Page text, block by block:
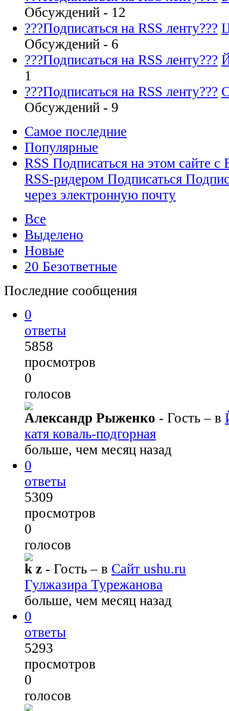
Обсуждений - 12
???Подписаться на RSS ленту???
Обсуждений - 6
???Подписаться на RSS ленту???
1
???Подписаться на RSS ленту???
Обсуждений - 9
Самое последние
Популярные
RSS Подписаться на этом сайте
RSS-ридером Подписаться
через электронную почту
Все
Выделено
Новые
20 Безответные
Последние сообщения
0
ответы
5858
просмотров
0
голосов
Александр Рыженко - Гость– в
катя коваль-подгорная
больше, чем месяц назад
0
ответы
5309
просмотров
0
голосов
k z - Гость– в Сайт ushu.ru
Гулжазира Турежанова
больше, чем месяц назад
0
ответы
5293
просмотров
0
голосов